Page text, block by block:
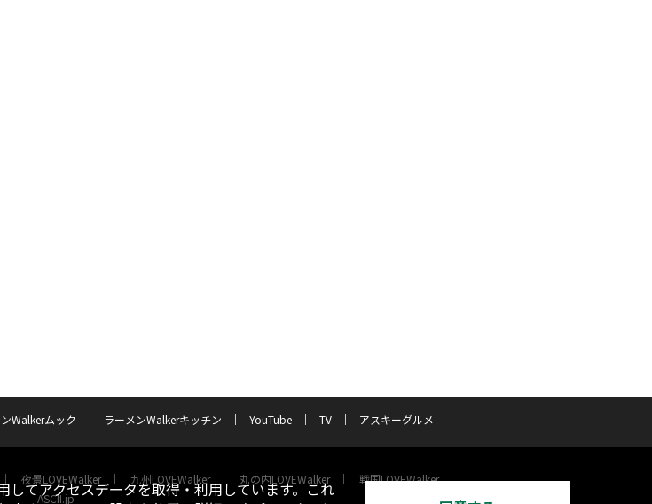
Walkerムック ラーメンWalkerキッチン YouTube TV アスキーグルメ
夜景LOVEWalker 九州LOVEWalker 丸の内LOVEWalker
戦国LOVEWalker
ASCII.jp
てアクセスデータを取得・利用しています。これ